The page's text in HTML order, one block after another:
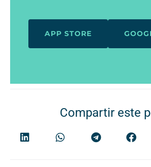
APP STORE
Compartir este